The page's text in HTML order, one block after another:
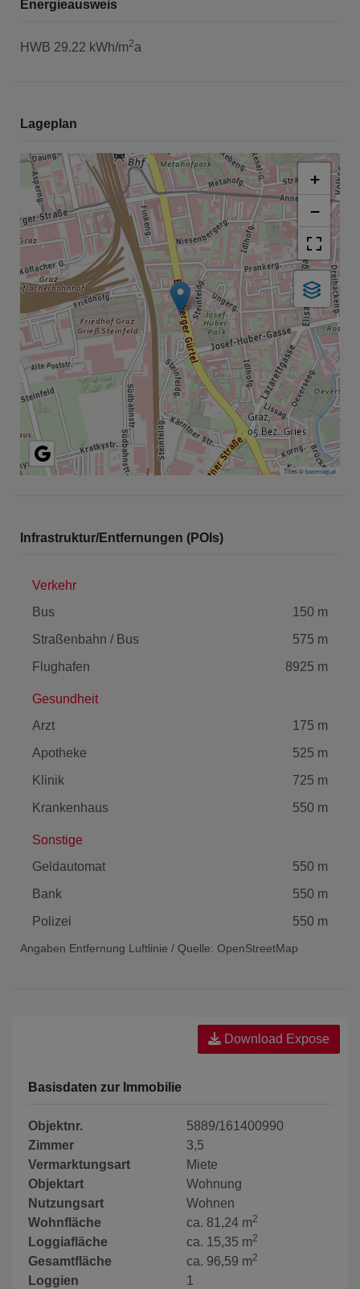
Energieausweis
HWB 29.22 kWh/m2a
Lageplan
+
−
Tiles ©basemap.at
Infrastruktur/Entfernungen (POIs)
Verkehr
Bus
150 m
Straßenbahn / Bus
575 m
Flughafen
8925 m
Gesundheit
Arzt
175 m
Apotheke
525 m
Klinik
725 m
Krankenhaus
550 m
Sonstige
Geldautomat
550 m
Bank
550 m
Polizei
550 m
Angaben Entfernung Luftlinie / Quelle: OpenStreetMap
Download Expose
Basisdaten zur Immobilie
Objektnr.
5889/161400990
Zimmer
3,5
Vermarktungsart
Miete
Objektart
Wohnung
Nutzungsart
Wohnen
Wohnfläche
ca. 81,24 m2
Loggiafläche ca. 15,35 m2
Gesamtfläche ca. 96,59 m2
Loggien
1